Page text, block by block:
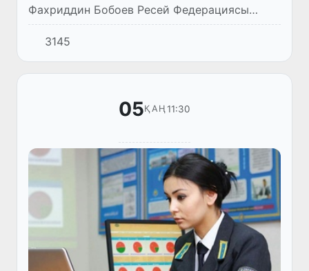
Фахриддин Бобоев Ресей Федерациясы
кеден комиетінің Өзбекстан
Республикасындағы өкілі Андрей
Геннадьевич Зайцевпен кездесті.
3145
05ҚАҢ11:30